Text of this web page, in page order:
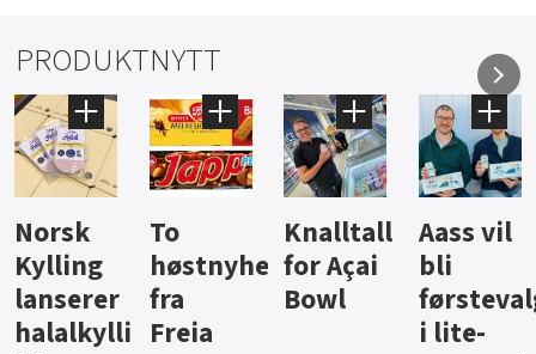
PRODUKTNYTT
Knalltall
for Açai
Bowl
Aass vil
bli
førstevalg
i lite-
Brus og
jus fra
Berentsen
Hard
iste fra
Hansa